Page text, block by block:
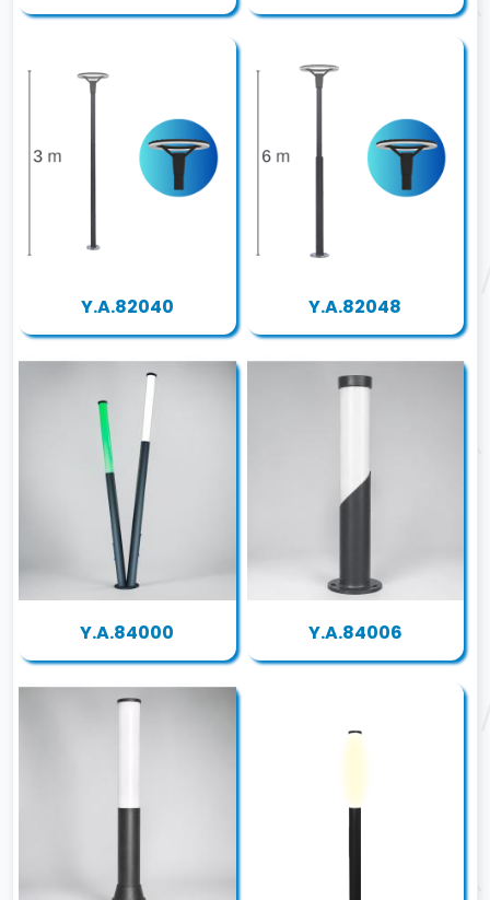
Y.A.82040 Y.A.82048
Y.A.84000 Y.A.84006